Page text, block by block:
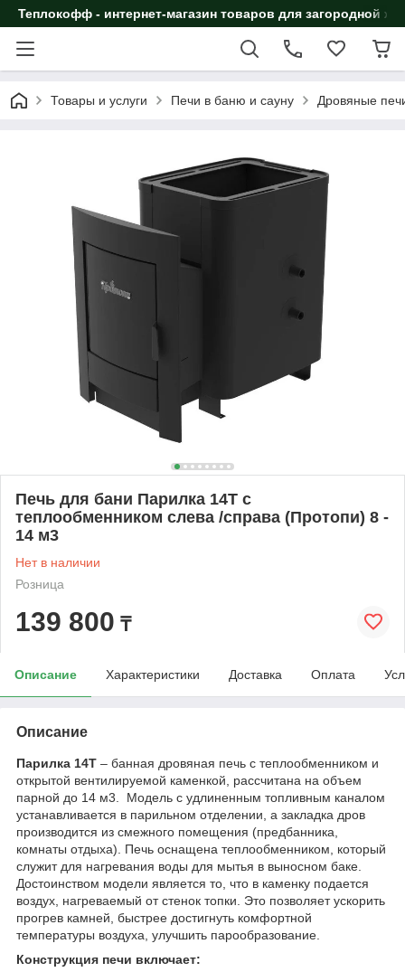
Теплокофф - интернет-магазин товаров для загородной
Товары и услуги Печи в баню и сауну Дровяные
Печь для бани Парилка 14Т с
теплообменником слева /справа (Протопи) 8 -
14 м3
Нет в наличии
Розница
139 800 ₸
Описание Характеристики Доставка Оплата
Описание
Парилка 14Т – банная дровяная печь с теплообменником и
открытой вентилируемой каменкой, рассчитана на объем
парной до 14 м3. Модель с удлиненным топливным каналом
устанавливается в парильном отделении, а закладка дров
производится из смежного помещения (предбанника,
комнаты отдыха). Печь оснащена теплообменником, который
служит для нагревания воды для мытья в выносном баке.
Достоинством модели является то, что в каменку подается
воздух, нагреваемый от стенок топки. Это позволяет ускорить
прогрев камней, быстрее достигнуть комфортной
температуры воздуха, улучшить парообразование.
Конструкция печи включает: